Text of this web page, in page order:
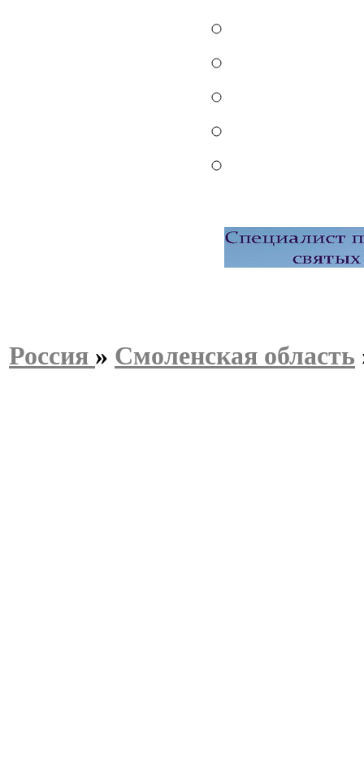
Россия » Смоленская область